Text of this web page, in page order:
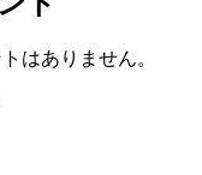
はありません。